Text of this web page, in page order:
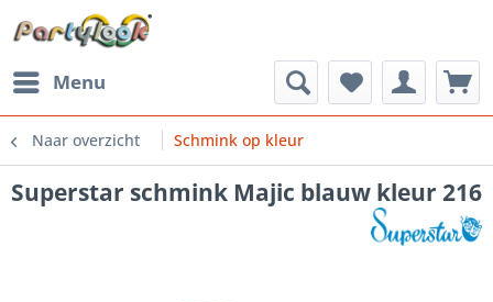
Menu
Naar overzicht Schmink op kleur
Superstar schmink Majic blauw kleur 216